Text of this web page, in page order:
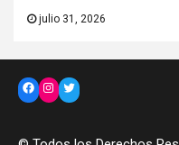
julio 31, 2026
Facebook
Instagram
Twitter